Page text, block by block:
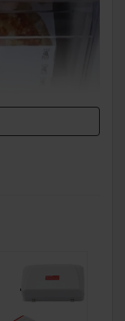
din kyl och frys